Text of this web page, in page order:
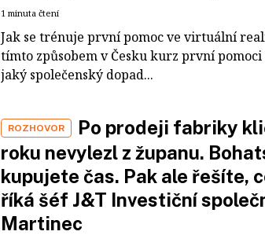
1 minuta čtení
Jak se trénuje první pomoc ve virtuální
tímto způsobem v Česku kurz první pomoci
jaký společenský dopad...
ROZHOVOR
Po prodeji fabriky
roku nevylezl z županu.
kupujete čas. Pak ale řešíte,
říká šéf J&T Investiční
Martinec